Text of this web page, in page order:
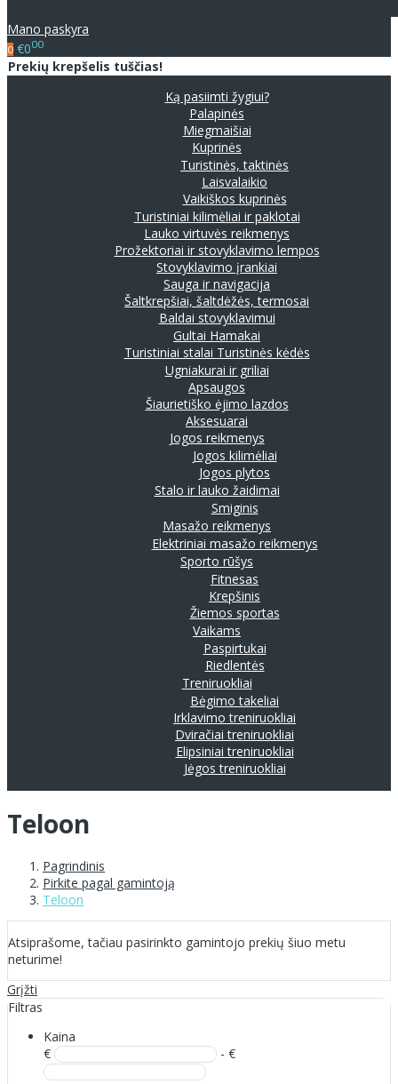
Mano paskyra
0 €000
Prekių krepšelis tuščias!
Ką pasiimti žygiui?
Palapinės
Miegmaišiai
Kuprinės
Turistinės, taktinės
Laisvalaikio
Vaikiškos kuprinės
Turistiniai kilimėliai ir paklotai
Lauko virtuvės reikmenys
Prožektoriai ir stovyklavimo lempos
Stovyklavimo įrankiai
Sauga ir navigacija
Šaltkrepšiai, šaltdėžės, termosai
Baldai stovyklavimui
Gultai Hamakai
Turistiniai stalai Turistinės kėdės
Ugniakurai ir griliai
Apsaugos
Šiaurietiško ėjimo lazdos
Aksesuarai
Jogos reikmenys
Jogos kilimėliai
Jogos plytos
Stalo ir lauko žaidimai
Smiginis
Masažo reikmenys
Elektriniai masažo reikmenys
Sporto rūšys
Fitnesas
Krepšinis
Žiemos sportas
Vaikams
Paspirtukai
Riedlentės
Treniruokliai
Bėgimo takeliai
Irklavimo treniruokliai
Dviračiai treniruokliai
Elipsiniai treniruokliai
Jėgos treniruokliai
Teloon
Pagrindinis
Pirkite pagal gamintoją
Teloon
Atsiprašome, tačiau pasirinkto gamintojo prekių šiuo metu
neturime!
Grįžti
Filtras
Kaina
€
- €